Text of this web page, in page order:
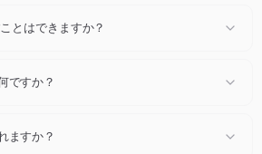
加の再圧縮はなく、通常の表示サイズでは元画
とはできますか？
られるため、忠実度が重要な場合は往復変換
ですか？
ますか？